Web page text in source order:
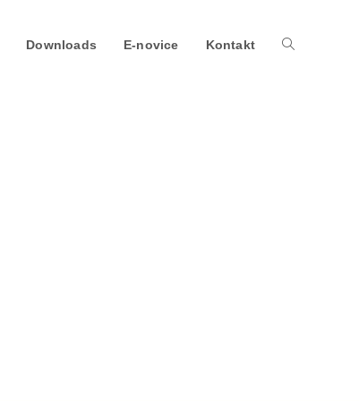
Downloads E-novice Kontakt